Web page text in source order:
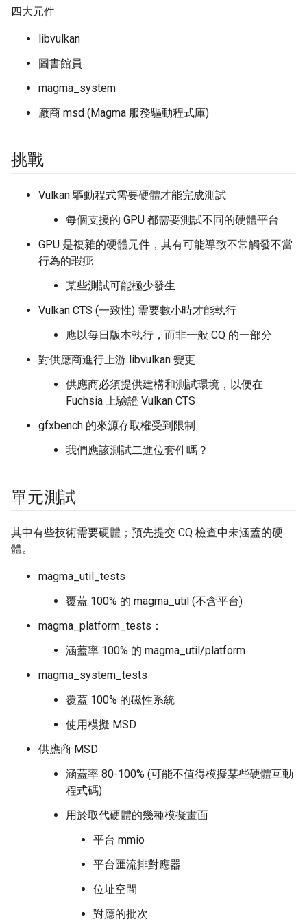
四大元件
libvulkan
圖書館員
magma_system
廠商 msd (Magma 服務驅動程式庫)
挑戰
Vulkan 驅動程式需要硬體才能完成測試
每個支援的 GPU 都需要測試不同的硬體平台
GPU 是複雜的硬體元件，其有可能導致不常觸發不當
行為的瑕疵
某些測試可能極少發生
Vulkan CTS (一致性) 需要數小時才能執行
應以每日版本執行，而非一般 CQ 的一部分
對供應商進行上游 libvulkan 變更
供應商必須提供建構和測試環境，以便在
Fuchsia 上驗證 Vulkan CTS
gfxbench 的來源存取權受到限制
我們應該測試二進位套件嗎？
單元測試
其中有些技術需要硬體；預先提交 CQ 檢查中未涵蓋的硬
體。
magma_util_tests
覆蓋 100% 的 magma_util (不含平台)
magma_platform_tests：
涵蓋率 100% 的 magma_util/platform
magma_system_tests
覆蓋 100% 的磁性系統
使用模擬 MSD
供應商 MSD
涵蓋率 80-100% (可能不值得模擬某些硬體互動
程式碼)
用於取代硬體的幾種模擬畫面
平台 mmio
平台匯流排對應器
位址空間
對應的批次